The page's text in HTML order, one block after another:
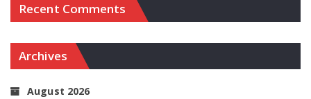
Recent Comments
Archives
August 2026